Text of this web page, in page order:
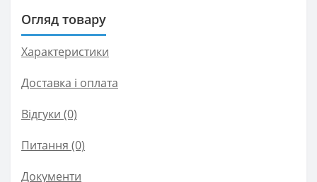
Огляд товару
Характеристики
Доставка і оплата
Відгуки (0)
Питання (0)
Документи